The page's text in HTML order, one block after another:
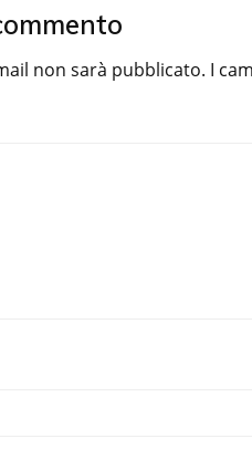
non sarà pubblicato. I